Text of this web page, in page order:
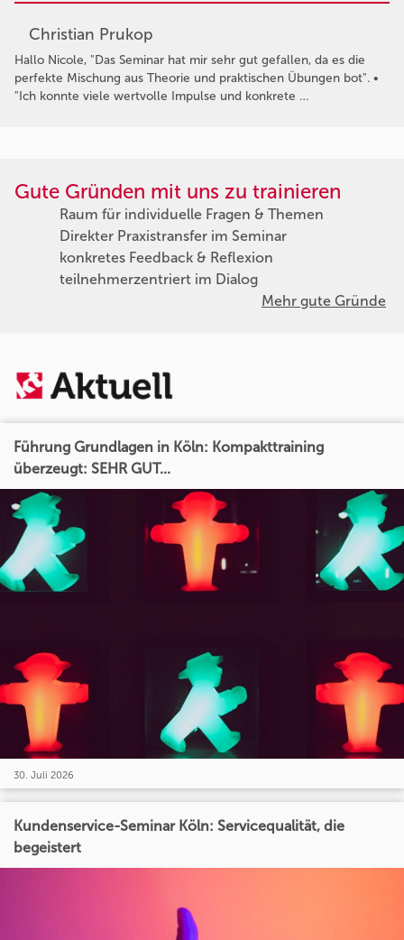
Christian Prukop
Hallo Nicole, "Das Seminar hat mir sehr gut gefallen, da es die
perfekte Mischung aus Theorie und praktischen Übungen bot". •
"Ich konnte viele wertvolle Impulse und konkrete …
Gute Gründen mit uns zu trainieren
Raum für individuelle Fragen & Themen
Direkter Praxistransfer im Seminar
konkretes Feedback & Reflexion
teilnehmerzentriert im Dialog
Mehr gute Gründe
Führung Grundlagen in Köln: Kompakttraining
überzeugt: SEHR GUT...
30. Juli 2026
Kundenservice-Seminar Köln: Servicequalität, die
begeistert